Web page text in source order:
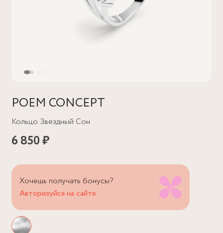
POEM CONCEPT
Кольцо Звездный Сон
6 850 ₽
Хочешь получать бонусы?
Авторизуйся на сайте